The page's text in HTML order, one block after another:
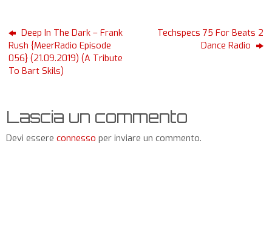
Deep In The Dark – Frank
Rush {MeerRadio Episode
056} (21.09.2019) (A Tribute
To Bart Skils)
Techspecs 75 For Beats 2
Dance Radio
Lascia un commento
Devi essere connesso per inviare un commento.